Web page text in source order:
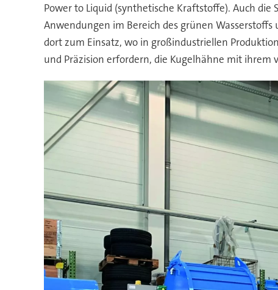
Power to Liquid (synthetische Kraftstoffe). Auch
Anwendungen im Bereich des grünen
dort zum Einsatz, wo in großindustriellen
und Präzision erfordern, die Kugelhähne mit ihrem